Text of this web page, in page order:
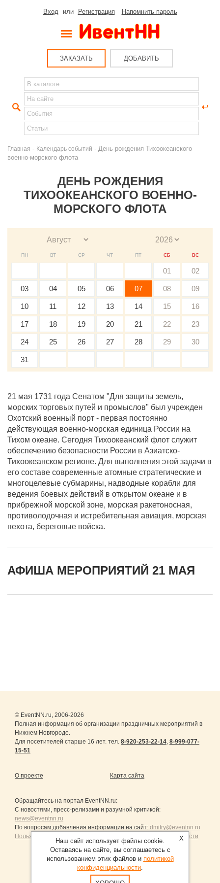
Вход или Регистрация Напомнить пароль
ЗАКАЗАТЬ ДОБАВИТЬ
Главная - Календарь событий - День рождения Тихоокеанского
военно-морского флота
ДЕНЬ РОЖДЕНИЯ
ТИХООКЕАНСКОГО ВОЕННО-
МОРСКОГО ФЛОТА
ПН ВТ СР ЧТ ПТ СБ ВС
01 02
03 04 05 06 07 08 09
10 11 12 13 14 15 16
17 18 19 20 21 22 23
24 25 26 27 28 29 30
31
21 мая 1731 года Сенатом "Для защиты земель,
морских торговых путей и промыслов" был учрежден
Охотский военный порт - первая постоянно
действующая военно-морская единица России на
Тихом океане. Сегодня Тихоокеанский флот служит
обеспечению безопасности России в Азиатско-
Тихоокеанском регионе. Для выполнения этой задачи в
его составе современные атомные стратегические и
многоцелевые субмарины, надводные корабли для
ведения боевых действий в открытом океане и в
прибрежной морской зоне, морская ракетоносная,
противолодочная и истребительная авиация, морская
пехота, береговые войска.
АФИША МЕРОПРИЯТИЙ 21 МАЯ
© EventNN.ru, 2006-2026
Полная информация об организации праздничных мероприятий в
Нижнем Новгороде.
Для посетителей старше 16 лет. тел. 8-920-253-22-14, 8-999-077-
15-51
О проекте Карта сайта
Обращайтесь на портал EventNN.ru:
С новостями, пресс-релизами и разумной критикой:
news@eventnn.ru
По вопросам добавления информации на сайт: dmitry@eventnn.ru
Пользовательское Соглашение и политика конфиденциальности
Продвижение сайтов Санкт-Петербург
X
Наш сайт использует файлы cookie.
Оставаясь на сайте, вы соглашаетесь с
использованием этих файлов и политикой
конфиденциальности.